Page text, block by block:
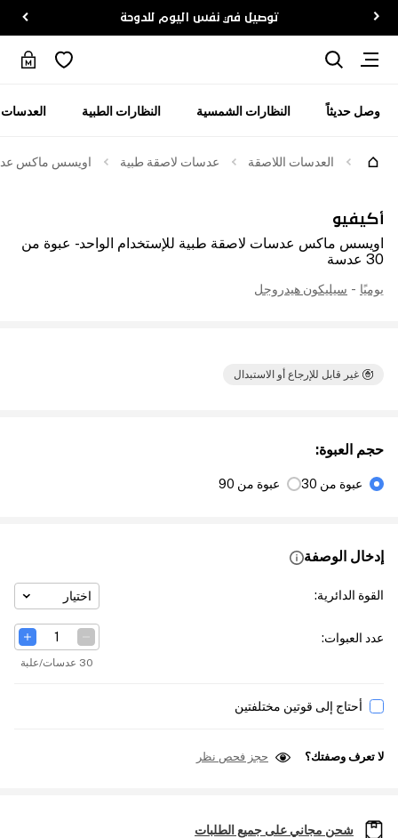
توصيل في نفس اليوم للدوحة
وصل حديثاً النظارات الشمسية النظارات الطبية
العدسات اللاصقة عدسات لاصقة طبية اويسس ماكس عدسات
أكيفيو
اويسس ماكس عدسات لاصقة طبية للإستخدام الواحد - عبوة من
30 عدسة
يوميًا - سيليكون هيدروجل
غير قابل للإرجاع أو الاستبدال
حجم العبوة:
عبوة من 30 عبوة من 90
إدخال الوصفة
القوة الدائرية: اختيار
عدد العبوات:
30 عدسات/علبة
أحتاج إلى قوتين مختلفتين
لا تعرف وصفتك؟ حجز فحص نظر
شحن مجاني على جميع الطلبات